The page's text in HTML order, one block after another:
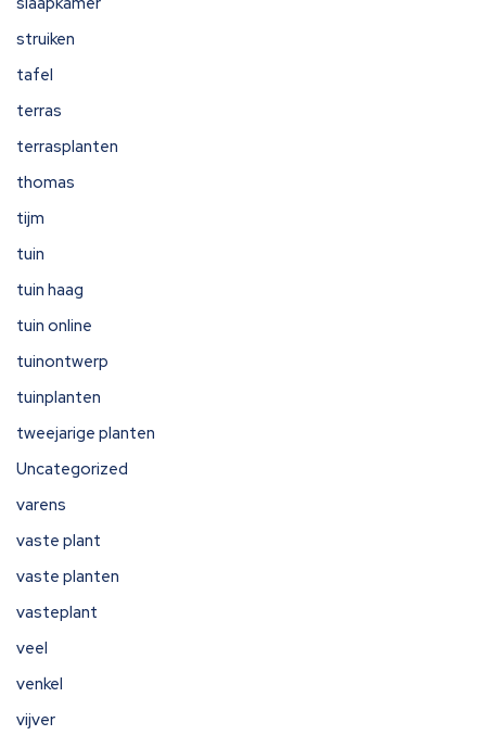
struiken
tafel
terras
terrasplanten
thomas
tijm
tuin
tuin haag
tuin online
tuinontwerp
tuinplanten
tweejarige planten
Uncategorized
varens
vaste plant
vaste planten
vasteplant
veel
venkel
vijver